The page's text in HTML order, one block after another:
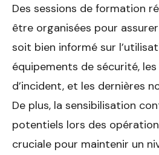
Des sessions de formation
être organisées pour
soit bien informé sur
équipements de sécurité,
d’incident, et les dernières
De plus, la sensibilisation
potentiels lors des
cruciale pour maintenir un